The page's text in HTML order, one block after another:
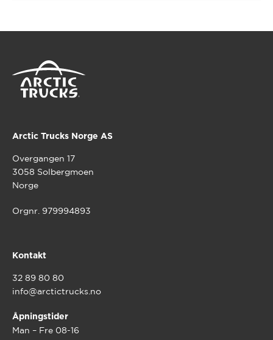
Arctic Trucks Norge AS
Overgangen 17
3058 Solbergmoen
Norge
Orgnr. 979994893
Kontakt
32 89 80 80
info@arctictrucks.no
Åpningstider
Man – Fre 08-16